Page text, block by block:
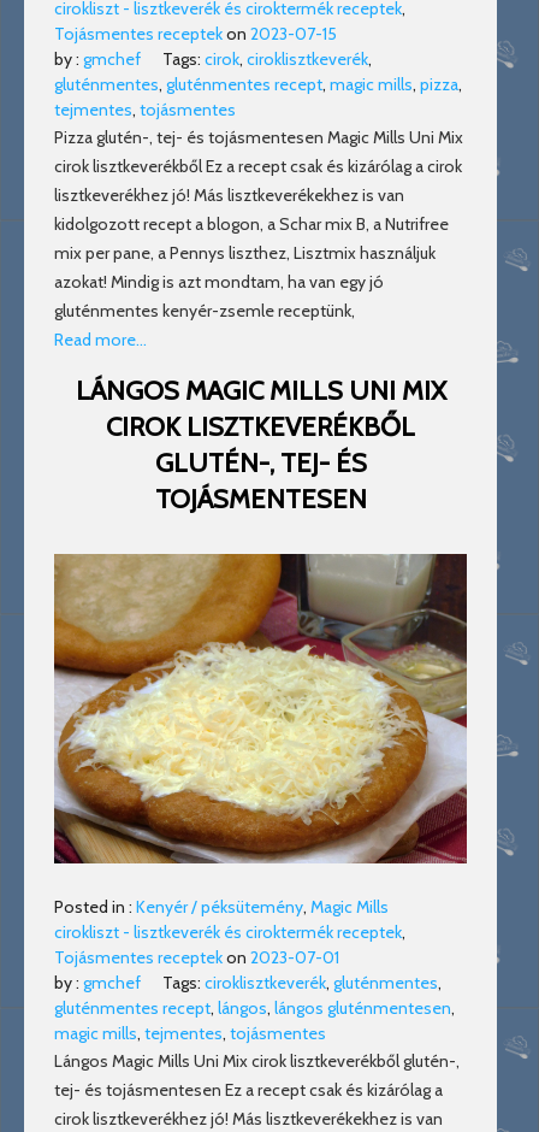
cirokliszt - lisztkeverék és ciroktermék receptek,
Tojásmentes receptekon 2023-07-15
by : gmchef Tags: cirok, ciroklisztkeverék,
gluténmentes, gluténmentes recept, magic mills, pizza,
tejmentes, tojásmentes
Pizza glutén-, tej- és tojásmentesen Magic Mills Uni Mix
cirok lisztkeverékből Ez a recept csak és kizárólag a cirok
lisztkeverékhez jó! Más lisztkeverékekhez is van
kidolgozott recept a blogon, a Schar mix B, a Nutrifree
mix per pane, a Pennys liszthez, Lisztmix használjuk
azokat! Mindig is azt mondtam, ha van egy jó
gluténmentes kenyér-zsemle receptünk,
Read more…
LÁNGOS MAGIC MILLS UNI MIX
CIROK LISZTKEVERÉKBŐL
GLUTÉN-, TEJ- ÉS
TOJÁSMENTESEN
Posted in : Kenyér / péksütemény, Magic Mills
cirokliszt - lisztkeverék és ciroktermék receptek,
Tojásmentes receptekon 2023-07-01
by : gmchef Tags: ciroklisztkeverék, gluténmentes,
gluténmentes recept, lángos, lángos gluténmentesen,
magic mills, tejmentes, tojásmentes
Lángos Magic Mills Uni Mix cirok lisztkeverékből glutén-,
tej- és tojásmentesen Ez a recept csak és kizárólag a
cirok lisztkeverékhez jó! Más lisztkeverékekhez is van